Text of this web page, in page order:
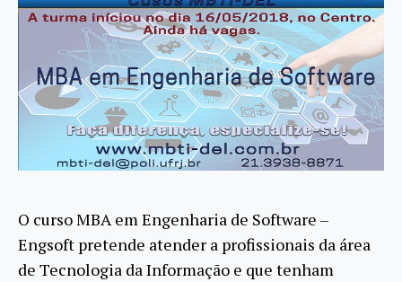
O curso MBA em Engenharia de Software –
Engsoft pretende atender a profissionais da área
de Tecnologia da Informação e que tenham